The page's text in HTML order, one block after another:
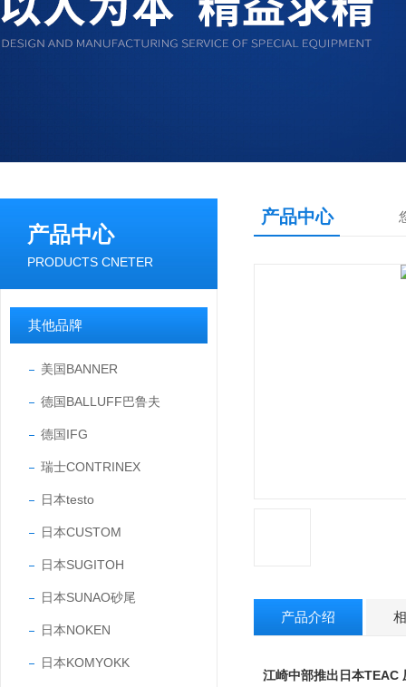
产品中心
PRODUCTS CNETER
其他品牌
美国BANNER
德国BALLUFF巴鲁夫
德国IFG
瑞士CONTRINEX
日本testo
日本CUSTOM
日本SUGITOH
日本SUNAO砂尾
日本NOKEN
日本KOMYOKK
产品中心
产品介绍
江崎中部推出日本TEAC